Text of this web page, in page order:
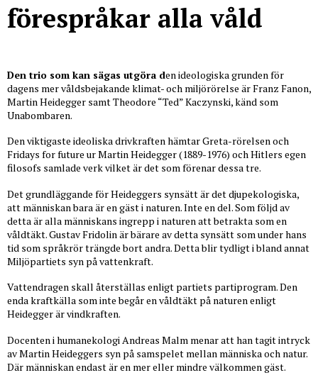
förespråkar alla våld
Den trio som kan sägas utgöra den ideologiska grunden för
dagens mer våldsbejakande klimat- och miljörörelse är Franz Fanon,
Martin Heidegger samt Theodore “Ted” Kaczynski, känd som
Unabombaren.
Den viktigaste ideoliska drivkraften hämtar Greta-rörelsen och
Fridays for future ur Martin Heidegger (1889-1976) och Hitlers egen
filosofs samlade verk vilket är det som förenar dessa tre.
Det grundläggande för Heideggers synsätt är det djupekologiska,
att människan bara är en gäst i naturen. Inte en del. Som följd av
detta är alla människans ingrepp i naturen att betrakta som en
våldtäkt. Gustav Fridolin är bärare av detta synsätt som under hans
tid som språkrör trängde bort andra. Detta blir tydligt i bland annat
Miljöpartiets syn på vattenkraft.
Vattendragen skall återställas enligt partiets partiprogram. Den
enda kraftkälla som inte begår en våldtäkt på naturen enligt
Heidegger är vindkraften.
Docenten i humanekologi Andreas Malm menar att han tagit intryck
av Martin Heideggers syn på samspelet mellan människa och natur.
Där människan endast är en mer eller mindre välkommen gäst.